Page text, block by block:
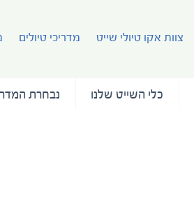
צוות אקו טיולי שייט מדריכי טיולים
כלי השייט שלנו נבחרת